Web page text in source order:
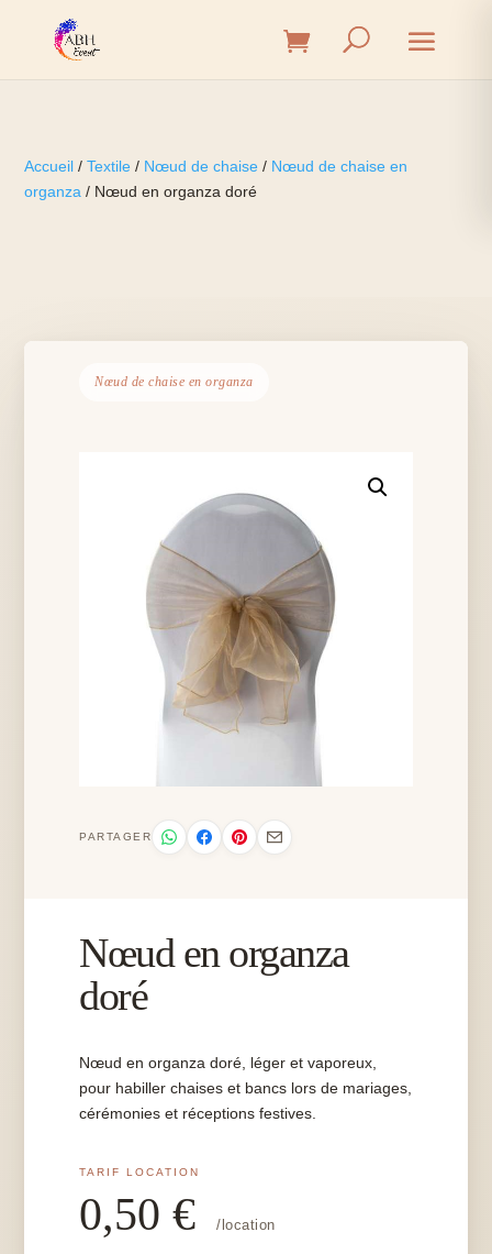
Accueil /Textile / Nœud de chaise / Nœud de chaise en
organza / Nœud en organza doré
Nœud de chaise en organza
PARTAGER
Nœud en organza
doré
Nœud en organza doré, léger et vaporeux,
pour habiller chaises et bancs lors de mariages,
cérémonies et réceptions festives.
0,50€ /location